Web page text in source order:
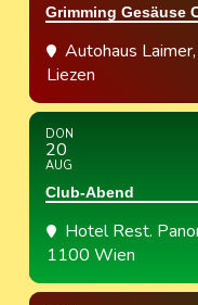
Grimming Gesäuse
Autohaus Laimer
Liezen
DON
20
AUG
Club-Abend
Hotel Rest.
1100 Wien